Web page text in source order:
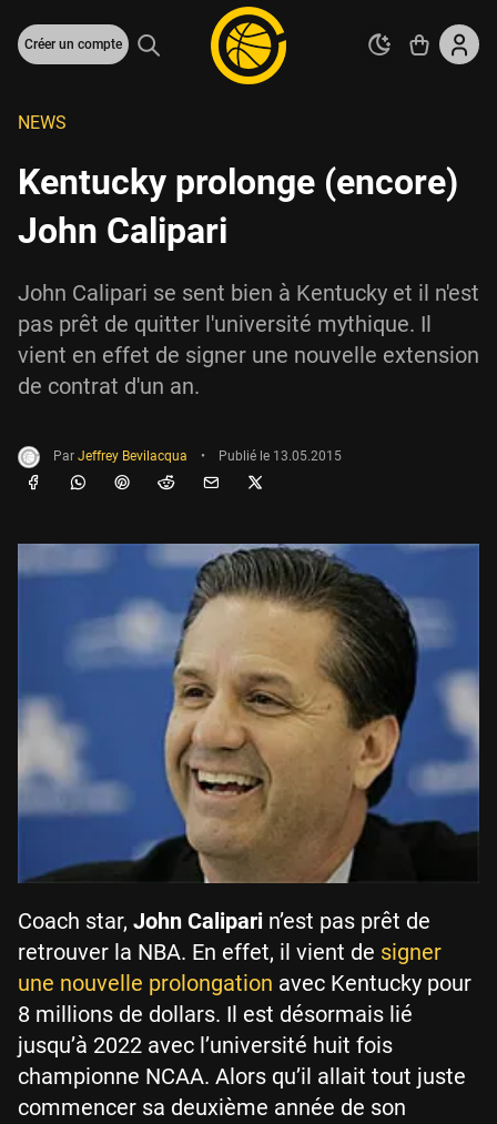
Créer un compte
NEWS
Kentucky prolonge (encore)
John Calipari
John Calipari se sent bien à Kentucky et il n'est
pas prêt de quitter l'université mythique. Il
vient en effet de signer une nouvelle extension
de contrat d'un an.
Par Jeffrey Bevilacqua • Publié le 13.05.2015
Coach star, John Calipari n’est pas prêt de
retrouver la NBA. En effet, il vient de signer
une nouvelle prolongation avec Kentucky pour
8 millions de dollars. Il est désormais lié
jusqu’à 2022 avec l’université huit fois
championne NCAA. Alors qu’il allait tout juste
commencer sa deuxième année de son